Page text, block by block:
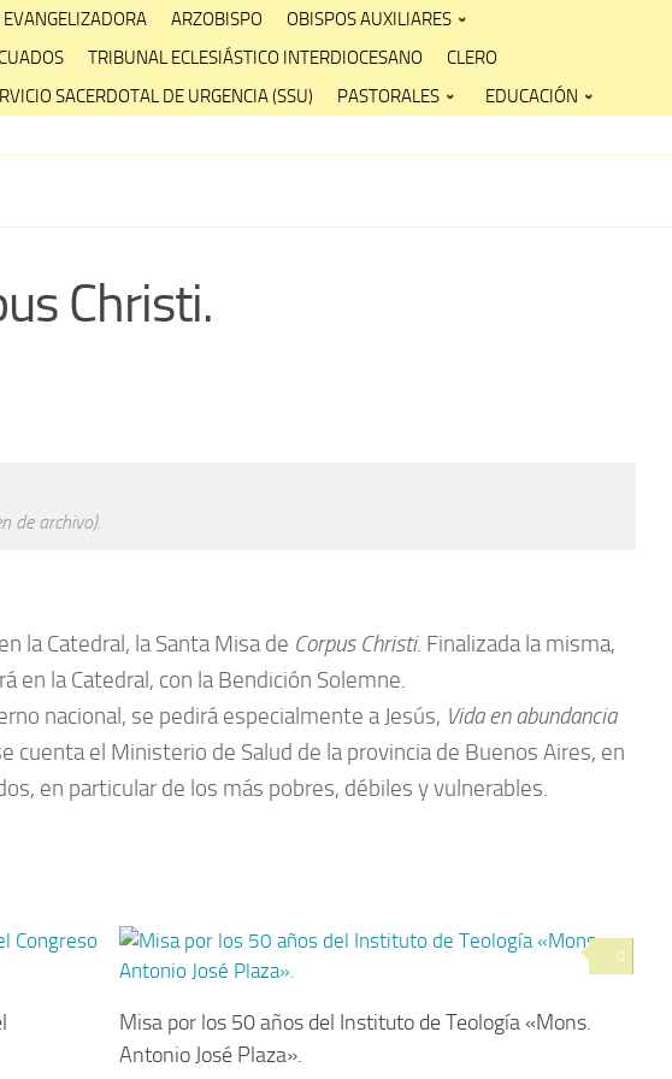
ARZOBISPO
OBISPOS AUXILIARES
TRIBUNAL ECLESIÁSTICO INTERDIOCESANO
CLERO
SACERDOTAL DE URGENCIA (SSU) PASTORALES EDUCACIÓN
Christi.
de archivo).
la Catedral, la Santa Misa de Corpus Christi. Finalizada la misma,
en la Catedral, con la Bendición Solemne.
nacional, se pedirá especialmente a Jesús, Vida en abundancia
cuenta el Ministerio de Salud de la provincia de Buenos Aires, en
en particular de los más pobres, débiles y vulnerables.
0
Misa por los 50 años del Instituto de Teología «Mons.
Antonio José Plaza».